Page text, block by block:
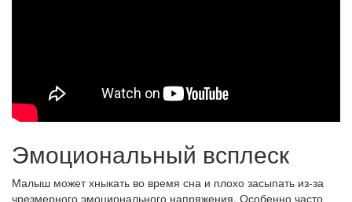
Эмоциональный всплеск
Малыш может хныкать во время сна и плохо засыпать из-за
чрезмерного эмоционального напряжения. Особенно часто